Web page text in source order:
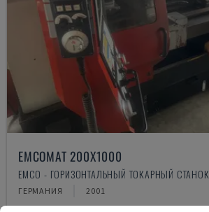
EMCOMAT 200X1000
EMCO - ГОРИЗОНТАЛЬНЫЙ ТОКАРНЫЙ СТАНОК
ГЕРМАНИЯ 2001